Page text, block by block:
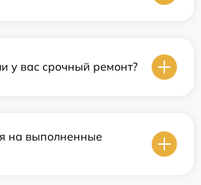
у вас срочный ремонт?
на выполненные